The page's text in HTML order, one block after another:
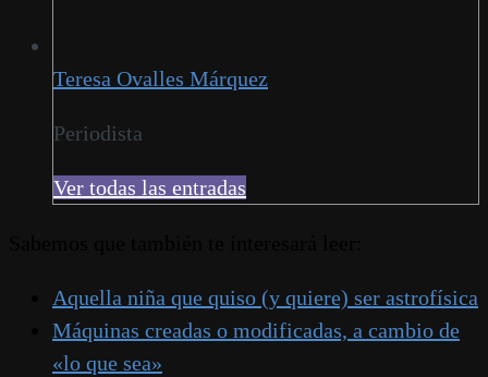
Teresa Ovalles Márquez
Periodista
Ver todas las entradas
Aquella niña que quiso (y quiere) ser astrofísica
Máquinas creadas o modificadas, a cambio de
«lo que sea»